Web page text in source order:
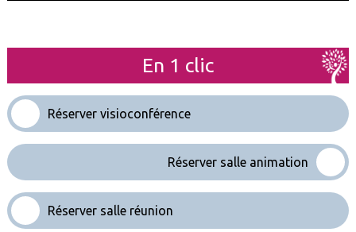
En 1 clic
Réserver visioconférence
Réserver salle animation
Réserver salle réunion